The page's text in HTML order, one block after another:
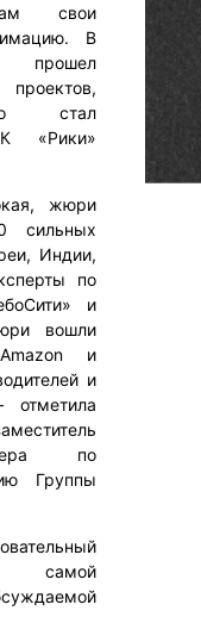
свои
В
прошел
стал
«Рики»
жюри
сильных
Индии,
по
и
вошли
и
и
отметила
по
Группы
самой